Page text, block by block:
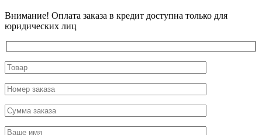
Внимание! Оплата заказа в кредит доступна только для
юридических лиц